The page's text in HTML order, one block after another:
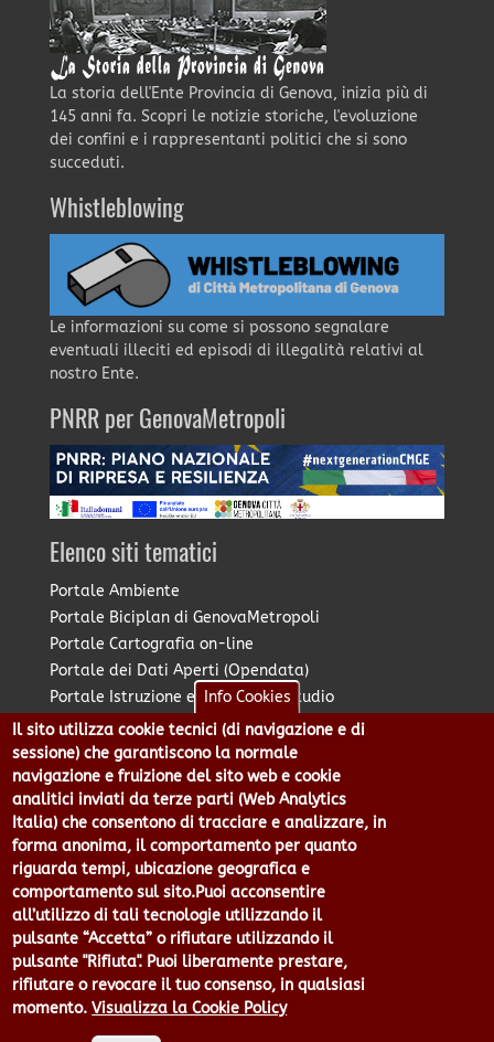
La storia dell'Ente Provincia di Genova, inizia più di
145 anni fa. Scopri le notizie storiche, l'evoluzione
dei confini e i rappresentanti politici che si sono
succeduti.
Whistleblowing
Le informazioni su come si possono segnalare
eventuali illeciti ed episodi di illegalità relativi al
nostro Ente.
PNRR per GenovaMetropoli
Elenco siti tematici
Portale Ambiente
Portale Biciplan di GenovaMetropoli
Portale Cartografia on-line
Portale dei Dati Aperti (Opendata)
Portale Istruzione e Diritto allo Studio
Portale Marketing Territoriale
Portale Piano Strategico Metropolitano
Portale PUMS di GenovaMetropoli
Portale Stazione Unica Appaltante
Pratico: procedimenti e istanze online
Città Metropolitana di Genova - Piazzale Mazzini 2 -16122 -
Genova | CF:80007350103 - P.Iva: 00949170104 | Codice IPA: cmge
Centralino 010 54991 Fax 010 5499244 URP 010 5499456
Num.Verde 800 509420 | P.E.C.:
pec@cert.cittametropolitana.genova.it
Privacy|Tecnologie e Accessibilità|Note Legali
Info Cookies
Il sito utilizza cookie tecnici (di navigazione e di
sessione) che garantiscono la normale
navigazione e fruizione del sito web e cookie
analitici inviati da terze parti (Web Analytics
Italia) che consentono di tracciare e analizzare, in
forma anonima, il comportamento per quanto
riguarda tempi, ubicazione geografica e
comportamento sul sito.Puoi acconsentire
all’utilizzo di tali tecnologie utilizzando il
pulsante “Accetta” o rifiutare utilizzando il
pulsante "Rifiuta". Puoi liberamente prestare,
rifiutare o revocare il tuo consenso, in qualsiasi
momento. Visualizza la Cookie Policy